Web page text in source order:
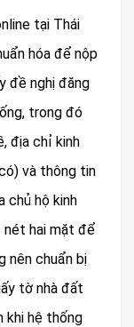
tại Thái
hóa để nộp
đề nghị đăng
trong đó
địa chỉ kinh
và thông tin
chủ hộ kinh
nét hai mặt để
nên chuẩn bị
tờ nhà đất
khi hệ thống